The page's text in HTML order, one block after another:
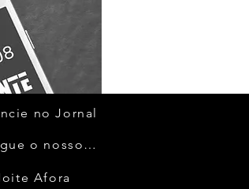
no Jornal
Alugue o nosso espaço
Afora